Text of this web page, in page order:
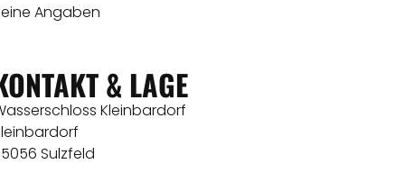
Angaben
& LAGE
Kleinbardorf
Sulzfeld